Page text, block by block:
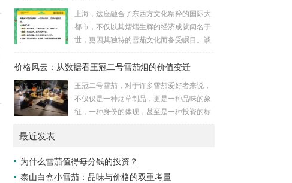
匠心与传统的精致之物。它与古老的雅趣
——如茶道、书法的宁静——不期而遇，碰
撞出意想不到的火花。想象一下，霓虹灯
仅仅是抽烟，而是对城市脉动的低语，对历
史的致敬。 宁波的小国粹雪茄，源于上世纪
的匠人传承，其制作...
上海，这座融合了东西方文化精粹的国际大
都市，不仅以其熠熠生辉的经济成就闻名于
世，更因其独特的雪茄文化而备受瞩目。谈
种历经岁月洗礼、蝉鸣与霓虹交织的夜晚，
历史与现代、喧嚣与静谧交错的丰富画卷。
雪茄，对于许多人而言，象征着一种高雅与
品味的代名词。然而，在上海，这种传统符
社交的场域，是精英人士心灵的栖息之地，
是文化传承与创新的纽...
价格风云：从数据看王冠二号雪茄烟的价值变迁
王冠二号雪茄，对于许多雪茄爱好者来说，
不仅仅是一种烟草制品，更是一种品味的象
征，一种身份的体现，甚至是一种投资的标
云背后的故事，我们需要深入数据，探寻其
价值变迁的脉络。 首先，我们必须认识到雪
最近发表
为什么雪茄值得每分钱的投资？
泰山白盒小雪茄：品味与价格的双重考量